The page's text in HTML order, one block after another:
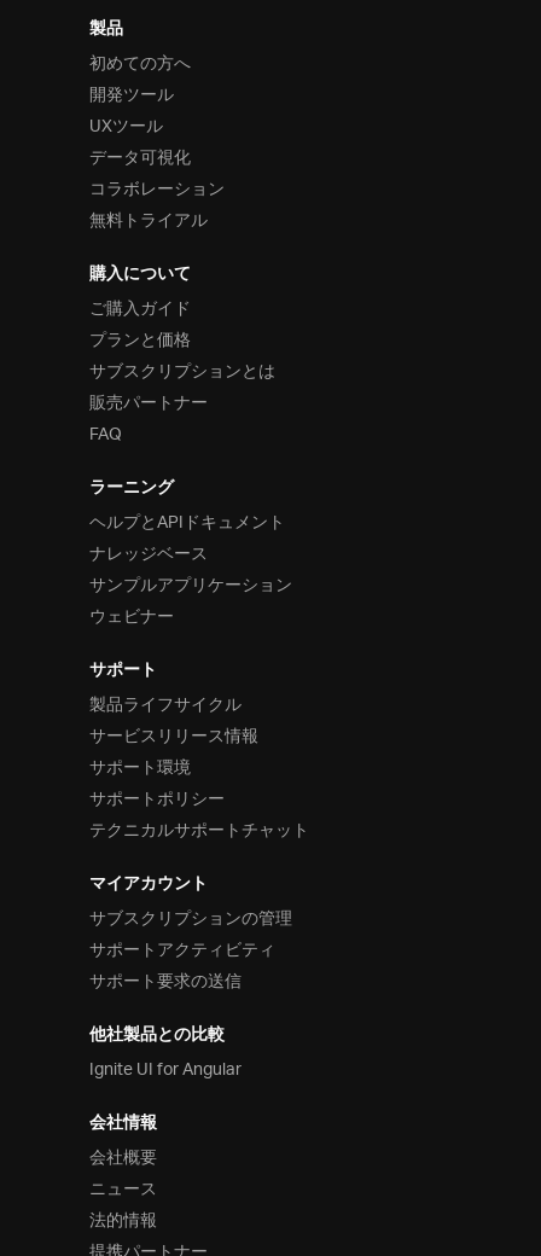
製品
初めての方へ
開発ツール
UXツール
データ可視化
コラボレーション
無料トライアル
購入について
ご購入ガイド
プランと価格
サブスクリプションとは
販売パートナー
FAQ
ラーニング
ヘルプとAPIドキュメント
ナレッジベース
サンプルアプリケーション
ウェビナー
サポート
製品ライフサイクル
サービスリリース情報
サポート環境
サポートポリシー
テクニカルサポートチャット
マイアカウント
サブスクリプションの管理
サポートアクティビティ
サポート要求の送信
他社製品との比較
Ignite UI for Angular
会社情報
会社概要
ニュース
法的情報